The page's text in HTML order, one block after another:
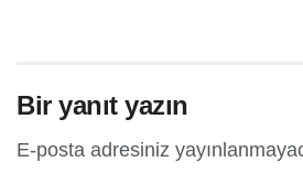
Bir yanıt yazın
E-posta adresiniz